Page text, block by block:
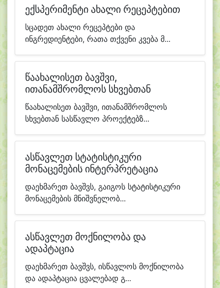
ექსპერიმენტი ახალი რეცეპტებით
სცადეთ ახალი რეცეპტები და
ინგრედიენტები, რათა თქვენი კვება მ...
წაახალისეთ ბავშვი,
ითანამშრომლოს სხვებთან
წაახალისეთ ბავშვი, ითანამშრომლოს
სხვებთან სასწავლო პროექტებზ...
ასწავლეთ სტატისტიკური
მონაცემების ინტერპრეტაცია
დაეხმარეთ ბავშვს, გაიგოს სტატისტიკური
მონაცემების მნიშვნელობ...
ასწავლეთ მოქნილობა და
ადაპტაცია
დაეხმარეთ ბავშვს, ისწავლოს მოქნილობა
და ადაპტაცია ცვალებად გ...